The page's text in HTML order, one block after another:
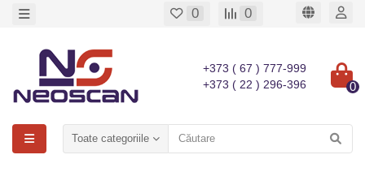
0 0
+373 ( 67 ) 777-999
+373 ( 22 ) 296-396
0
Toate categoriile